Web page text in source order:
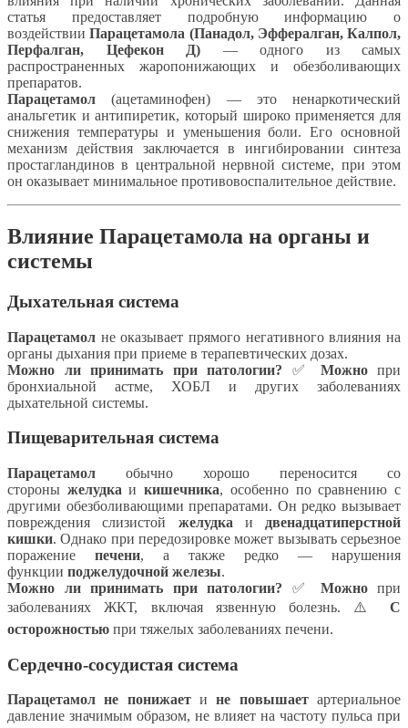
статья предоставляет подробную информацию о
воздействииПарацетамола (Панадол, Эффералган, Калпол,
Перфалган, Цефекон Д) — одного из самых
распространенных жаропонижающих и обезболивающих
препаратов.
Парацетамол (ацетаминофен) — это ненаркотический
анальгетик и антипиретик, который широко применяется для
снижения температуры и уменьшения боли. Его основной
механизм действия заключается в ингибировании синтеза
простагландинов в центральной нервной системе, при этом
он оказывает минимальное противовоспалительное действие.
Влияние Парацетамола на органы и
системы
Дыхательная система
Парацетамол не оказывает прямого негативного влияния на
органы дыхания при приеме в терапевтических дозах.
Можно ли принимать при патологии? ✅ Можнопри
бронхиальной астме, ХОБЛ и других заболеваниях
дыхательной системы.
Пищеварительная система
Парацетамол обычно хорошо переносится со
стороны желудка икишечника, особенно по сравнению с
другими обезболивающими препаратами. Он редко вызывает
повреждения слизистой желудка и двенадцатиперстной
кишки. Однако при передозировке может вызывать серьезное
поражение печени, а также редко — нарушения
функции поджелудочной железы.
Можно ли принимать при патологии? ✅ Можнопри
заболеваниях ЖКТ, включая язвенную болезнь. ⚠️ С
осторожностью при тяжелых заболеваниях печени.
Сердечно-сосудистая система
Парацетамол не понижаетине повышаетартериальное
давление значимым образом, не влияет на частоту пульса при